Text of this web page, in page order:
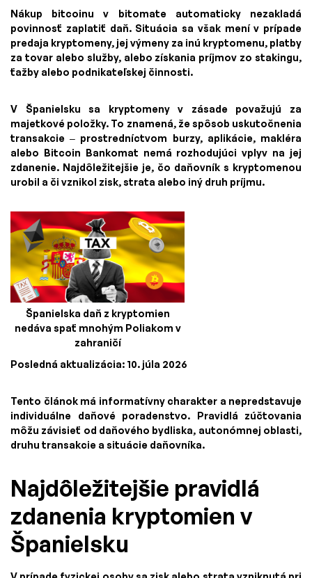
Nákup bitcoinu v bitomate automaticky nezakladá
povinnosť zaplatiť daň. Situácia sa však mení v prípade
predaja kryptomeny, jej výmeny za inú kryptomenu, platby
za tovar alebo služby, alebo získania príjmov zo stakingu,
ťažby alebo podnikateľskej činnosti.
V Španielsku sa kryptomeny v zásade považujú za
majetkové položky. To znamená, že spôsob uskutočnenia
transakcie – prostredníctvom burzy, aplikácie, makléra
alebo Bitcoin Bankomat nemá rozhodujúci vplyv na jej
zdanenie. Najdôležitejšie je, čo daňovník s kryptomenou
urobil a či vznikol zisk, strata alebo iný druh príjmu.
Španielska daň z kryptomien
nedáva spať mnohým Poliakom v
zahraničí
Posledná aktualizácia: 10. júla 2026
Tento článok má informatívny charakter a nepredstavuje
individuálne daňové poradenstvo. Pravidlá zúčtovania
môžu závisieť od daňového bydliska, autonómnej oblasti,
druhu transakcie a situácie daňovníka.
Najdôležitejšie pravidlá
zdanenia kryptomien v
Španielsku